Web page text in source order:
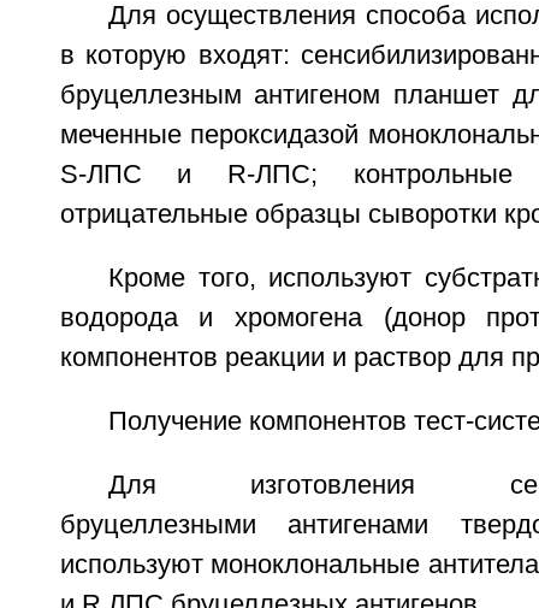
Для осуществления способа
в которую входят:
бруцеллезным антигеном планшет
меченные пероксидазой
S-ЛПС и R-ЛПС; контрольные
отрицательные образцы сыворотки
Кроме того, используют
водорода и хромогена (донор
компонентов реакции и раствор для
Получение компонентов тест-
Для изготовления
бруцеллезными антигенами
используют моноклональные